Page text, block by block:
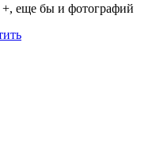
еще бы и фотографий